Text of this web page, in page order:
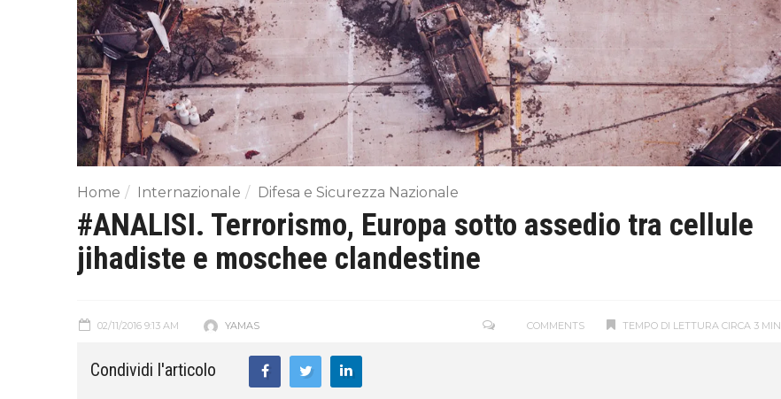
Home Internazionale Difesa e Sicurezza Nazionale
#ANALISI. Terrorismo, Europa sotto assedio tra cellule
jihadiste e moschee clandestine
02/11/2016 9:13 AM YAMAS TEMPO DI LETTURA CIRCA 3 MIN
COMMENTS
Condividi l'articolo